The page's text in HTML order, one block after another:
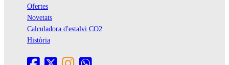
Ofertes
Novetats
Calculadora d'estalvi CO2
Història